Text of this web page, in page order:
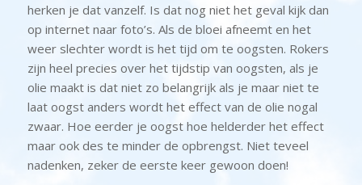
herken je dat vanzelf. Is dat nog niet het geval kijk dan
op internet naar foto’s. Als de bloei afneemt en het
weer slechter wordt is het tijd om te oogsten. Rokers
zijn heel precies over het tijdstip van oogsten, als je
olie maakt is dat niet zo belangrijk als je maar niet te
laat oogst anders wordt het effect van de olie nogal
zwaar. Hoe eerder je oogst hoe helderder het effect
maar ook des te minder de opbrengst. Niet teveel
nadenken, zeker de eerste keer gewoon doen!